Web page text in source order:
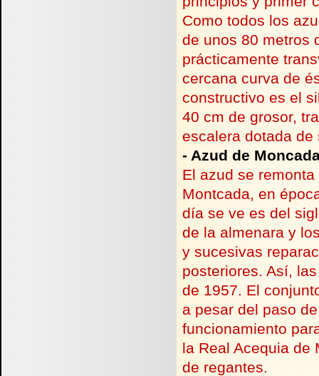
Como todos los
de unos 80 metros
prácticamente
cercana curva de
constructivo es el
40 cm de grosor,
escalera dotada
- Azud de
El azud se
Montcada, en
día se ve es del
de la almenara y
y sucesivas
posteriores. Así,
de 1957. El
a pesar del paso
funcionamiento
la Real Acequia de
de regantes.